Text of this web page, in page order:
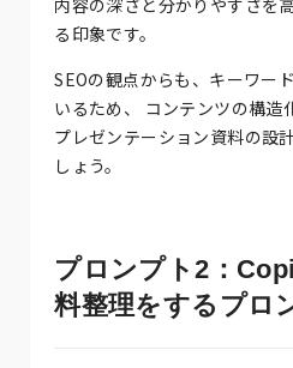
る印象です。
SEOの観点からも、キーワー
いるため、 コンテンツの構造
プレゼンテーション資料の設
しょう。
プロンプト2：
料整理をするプロ